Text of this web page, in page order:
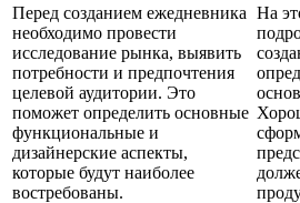
Перед созданием ежедневника
необходимо провести
исследование рынка, выявить
потребности и предпочтения
целевой аудитории. Это
поможет определить основные
функциональные и
дизайнерские аспекты,
которые будут наиболее
востребованы.
На